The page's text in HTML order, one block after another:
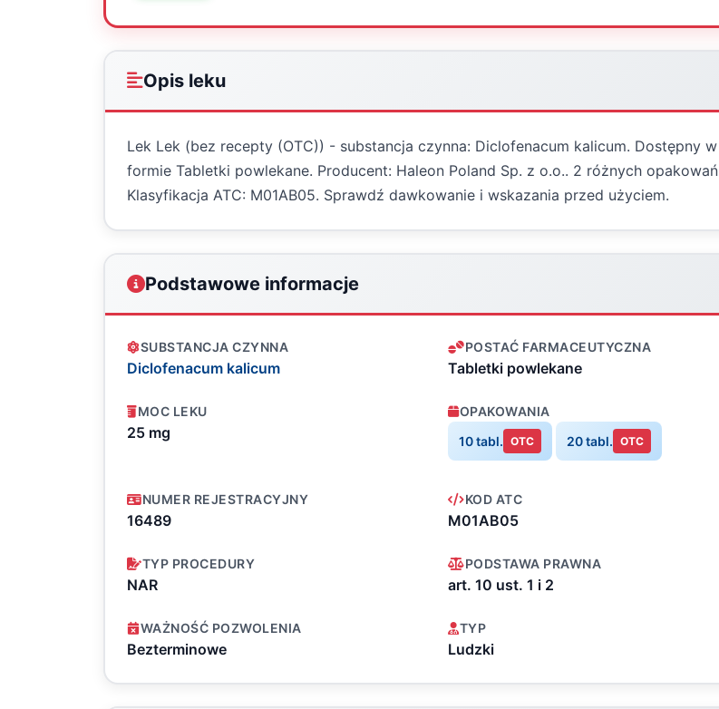
Opis leku
Lek Lek (bez recepty (OTC)) - substancja czynna: Diclofenacum kalicum. Dostępny w
formie Tabletki powlekane. Producent: Haleon Poland Sp. z o.o.. 2 różnych opakowań
Klasyfikacja ATC: M01AB05. Sprawdź dawkowanie i wskazania przed użyciem.
Podstawowe informacje
SUBSTANCJA CZYNNA
Diclofenacum kalicum
POSTAĆ FARMACEUTYCZNA
Tabletki powlekane
MOC LEKU
25 mg
OPAKOWANIA
10 tabl. OTC 20 tabl. OTC
NUMER REJESTRACYJNY
16489
KOD ATC
M01AB05
TYP PROCEDURY
NAR
PODSTAWA PRAWNA
art. 10 ust. 1 i 2
WAŻNOŚĆ POZWOLENIA
Bezterminowe
TYP
Ludzki